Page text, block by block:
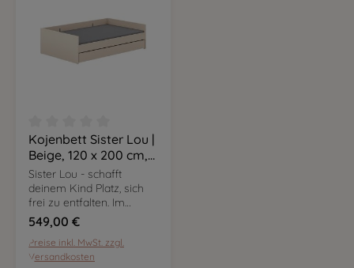
Durchschnittliche Bewertung von 0 von 5 Sternen
Kojenbett Sister Lou |
Beige, 120 x 200 cm,
inkl. Bettkasten
Sister Lou - schafft
deinem Kind Platz, sich
frei zu entfalten. Im
angesagten Cashmere-
Beige sind die Möbel
flexibel nutzbar und
passen sich euren
549,00 €
Preise inkl. MwSt. zzgl.
Versandkosten